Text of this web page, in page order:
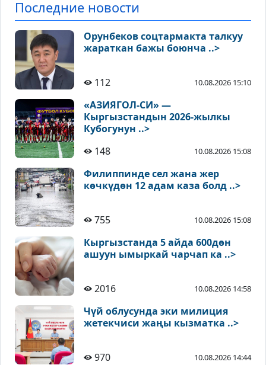
Последние новости
Орунбеков соцтармакта талкуу
жараткан бажы боюнча ..>
112 10.08.2026 15:10
«АЗИЯГОЛ-СИ» —
Кыргызстандын 2026-жылкы
Кубогунун ..>
148
10.08.2026 15:08
Филиппинде сел жана жер
көчкүдөн 12 адам каза болд ..>
755 10.08.2026 15:08
Кыргызстанда 5 айда 600дөн
ашуун ымыркай чарчап ка ..>
2016 10.08.2026 14:58
Чүй облусунда эки милиция
жетекчиси жаңы кызматка ..>
970 10.08.2026 14:44